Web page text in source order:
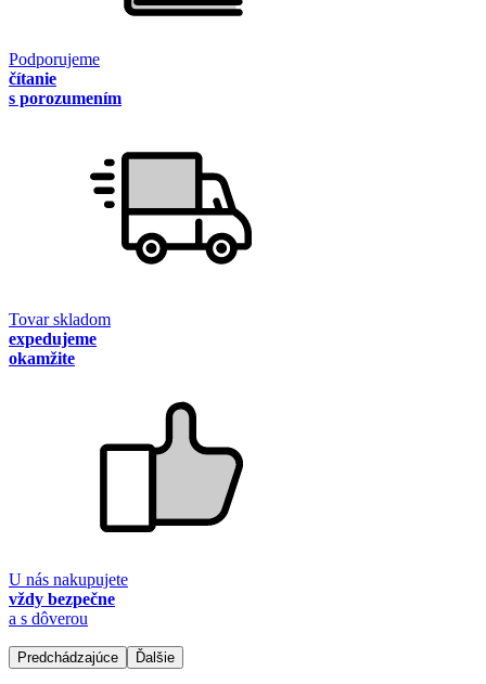
Podporujeme
čítanie
s porozumením
Tovar skladom
expedujeme
okamžite
U nás nakupujete
vždy bezpečne
a s dôverou
Predchádzajúce Ďalšie